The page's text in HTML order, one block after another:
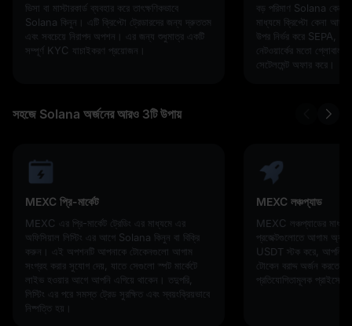
ভিসা বা মাস্টারকার্ড ব্যবহার করে তাৎক্ষণিকভাবে
Solana কিনুন। এটি ক্রিপ্টো ট্রেডারদের জন্য দ্রুততম
এবং সবচেয়ে নিরাপদ অপশন। এর জন্য শুধুমাত্র একটি
সম্পূর্ণ KYC যাচাইকরণ প্রয়োজন।
বড় পরিমাণ Solana কেনার
মাধ্যমে ক্রিপ্টো কেনা
উপর নির্ভর করে SEPA,
নেটওয়ার্কের মতো গ্লোবাল
সেটেলমেন্ট অফার করে।
সহজে Solana অর্জনের আরও 3টি উপায়
MEXC প্রি-মার্কেট
MEXC এর প্রি-মার্কেট ট্রেডিং এর মাধ্যমে এর
অফিসিয়াল লিস্টিং এর আগে Solana কিনুন বা বিক্রি
করুন। এই অপশনটি আপনাকে টোকেনগুলো আগাম
সংগ্রহ করার সুযোগ দেয়, যাতে সেগুলো স্পট মার্কেটে
লাইভ হওয়ার আগে আপনি এগিয়ে থাকেন। তদুপরি,
লিস্টিং এর পরে সমস্ত ট্রেড সুরক্ষিত এবং স্বয়ংক্রিয়ভাবে
নিষ্পত্তি হয়।
MEXC লঞ্চপ্যাড
MEXC লঞ্চপ্যাডের
প্রজেক্টগুলোতে আগাম
USDT স্টক করে, আপনি
টোকেন বরাদ্দ অর্জন করতে
প্রতিযোগিতামূলক প্রাইসে!